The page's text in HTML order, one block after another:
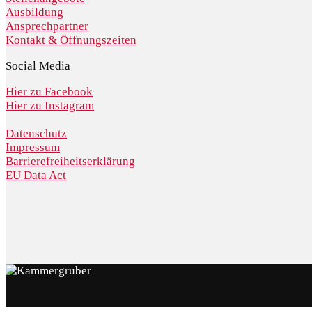
Ausbildung
Ansprechpartner
Kontakt & Öffnungszeiten
Social Media
Hier zu Facebook
Hier zu Instagram
Datenschutz
Impressum
Barrierefreiheitserklärung
EU Data Act